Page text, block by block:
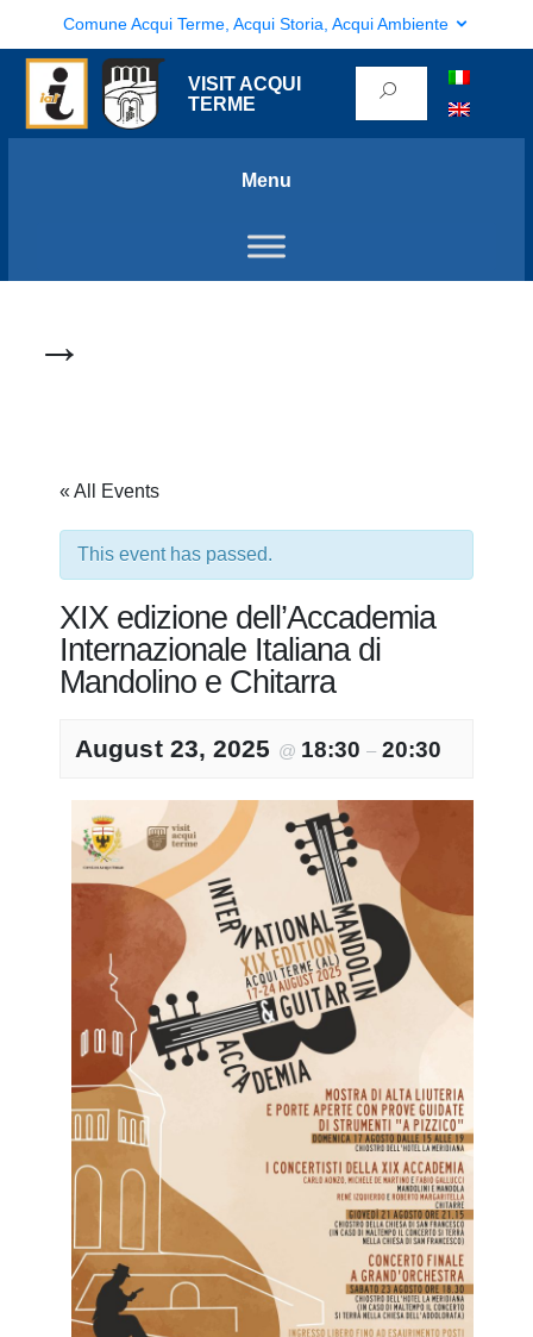
Comune Acqui Terme, Acqui Storia, Acqui Ambiente
VISIT ACQUI
TERME
Menu
→
« All Events
This event has passed.
XIX edizione dell’Accademia
Internazionale Italiana di
Mandolino e Chitarra
August 23, 2025 @ 18:30– 20:30